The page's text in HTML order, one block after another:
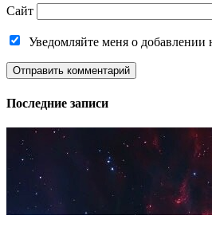
Сайт
Уведомляйте меня о добавлении
Последние записи